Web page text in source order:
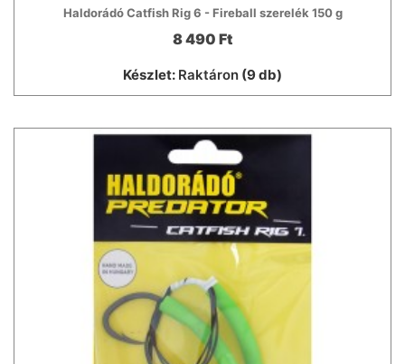
Haldorádó Catfish Rig 6 - Fireball szerelék 150 g
8 490 Ft
Készlet: Raktáron (9 db)